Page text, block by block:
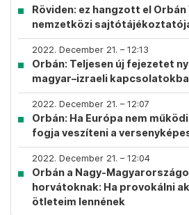
Röviden: ez hangzott el
nemzetközi
2022. December 21. – 12:13
Orbán: Teljesen új fejezetet
magyar–izraeli
2022. December 21. – 12:07
Orbán: Ha Európa nem
fogja veszíteni a
2022. December 21. – 12:04
Orbán a Nagy-
horvátoknak: Ha provokálni
ötleteim lennének